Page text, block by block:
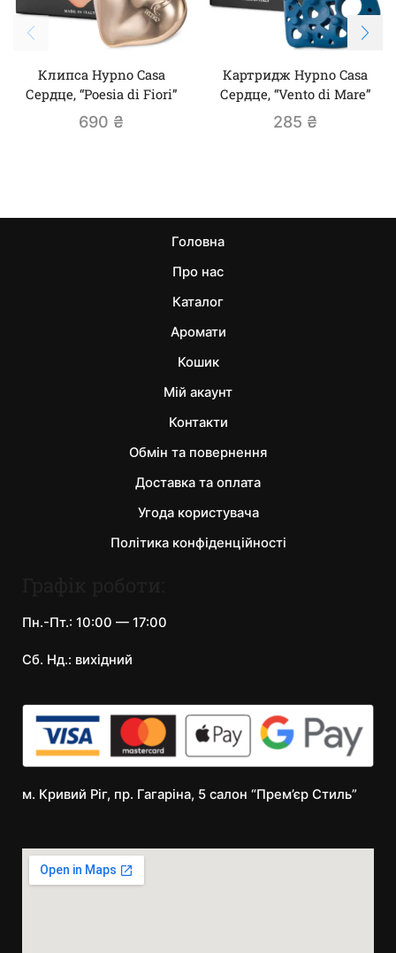
Клипса Hypno Casa
Сердце, “Poesia di Fiori”
690 ₴
Картридж Hypno Casa
Сердце, “Vento di Mare”
285 ₴
Головна
Про нас
Каталог
Аромати
Кошик
Мій акаунт
Контакти
Обмін та повернення
Доставка та оплата
Угода користувача
Політика конфіденційності
Пн.-Пт.: 10:00 — 17:00
Сб. Нд.: вихідний
м. Кривий Ріг, пр. Гагаріна, 5 салон “Прем’єр Стиль”